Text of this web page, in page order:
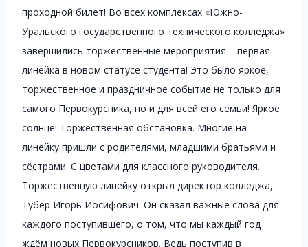
проходной билет! Во всех комплексах «Южно-
Уральского государственного технического колледжа»
завершились торжественные мероприятия – первая
линейка в новом статусе студента! Это было яркое,
торжественное и праздничное событие не только для
самого Первокурсника, но и для всей его семьи! Яркое
солнце! Торжественная обстановка. Многие на
линейку пришли с родителями, младшими братьями и
сёстрами. С цветами для классного руководителя.
Торжественную линейку открыл директор колледжа,
Тубер Игорь Иосифович. Он сказал важные слова для
каждого поступившего, о том, что мы каждый год
ждём новых Первокурсников. Ведь поступив в